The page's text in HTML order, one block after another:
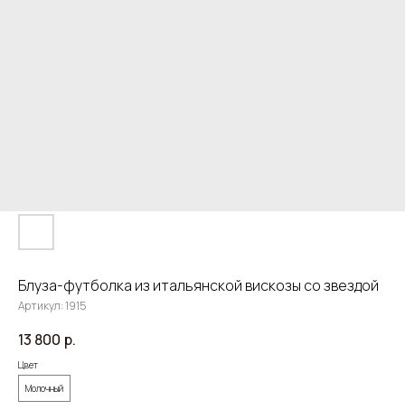
Блуза-футболка из итальянской вискозы со звездой
Артикул:1915
13 800 р.
Цвет
Молочный